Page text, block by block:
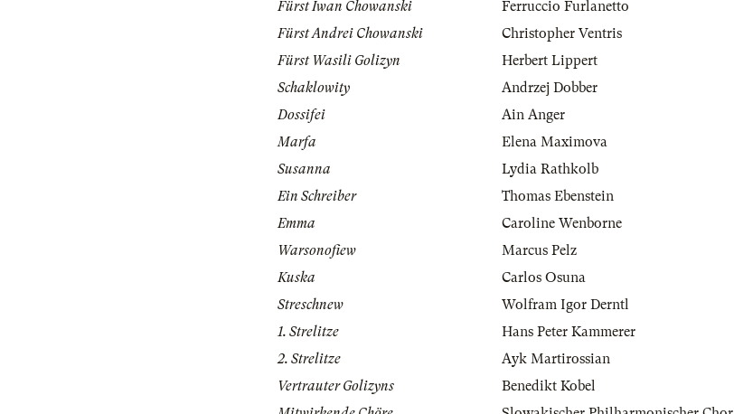
Fürst Iwan Chowanski
Ferruccio Furlanetto
Fürst Andrei Chowanski
Christopher Ventris
Fürst Wasili Golizyn
Herbert Lippert
Schaklowity
Andrzej Dobber
Dossifei
Ain Anger
Marfa
Elena Maximova
Susanna
Lydia Rathkolb
Ein Schreiber
Thomas Ebenstein
Emma
Caroline Wenborne
Warsonofiew
Marcus Pelz
Kuska
Carlos Osuna
Streschnew
Wolfram Igor Derntl
1. Strelitze
Hans Peter Kammerer
2. Strelitze
Ayk Martirossian
Vertrauter Golizyns
Benedikt Kobel